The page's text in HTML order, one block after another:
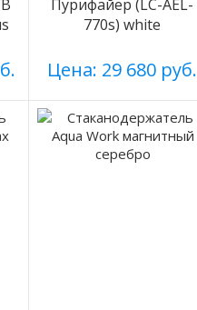
Пурифайер (LC-AEL-
770s) white
Цена: 29 680 руб.